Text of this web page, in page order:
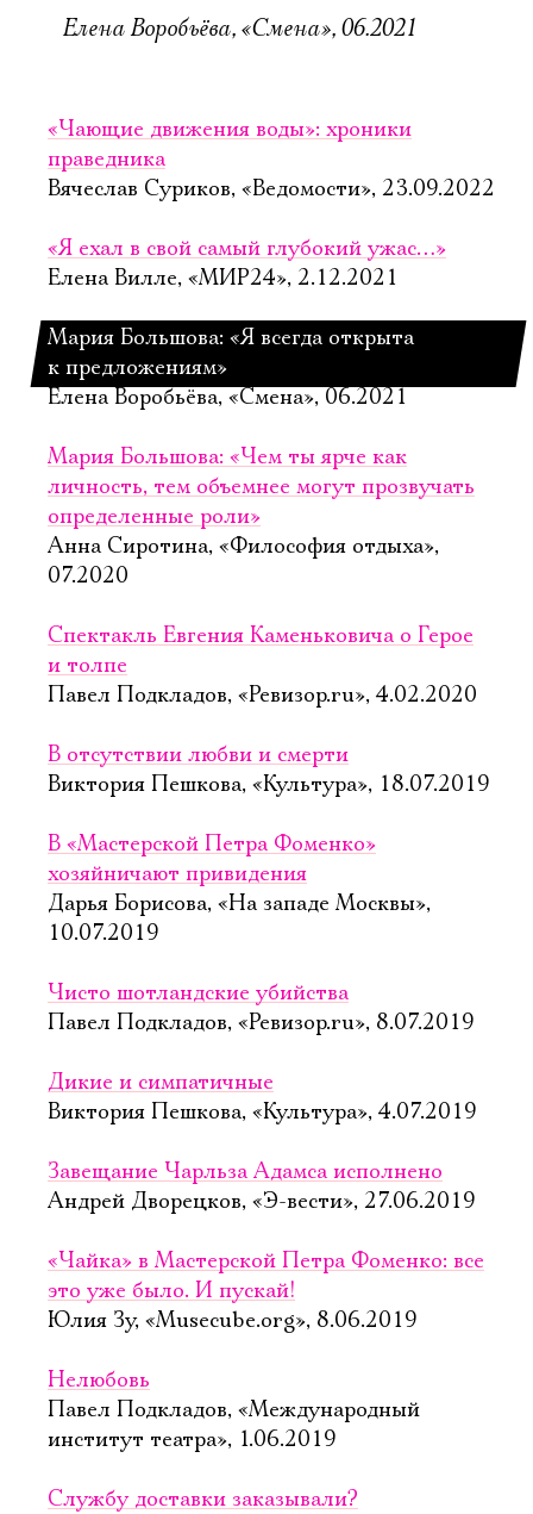
Елена Воробьёва, «Смена», 06.2021
«Чающие движения воды»: хроники
праведника
Вячеслав Суриков, «Ведомости», 23.09.2022
«Я ехал в свой самый глубокий ужас…»
Елена Вилле, «МИР24», 2.12.2021
Мария Большова: «Я всегда открыта
к предложениям»
Елена Воробьёва, «Смена», 06.2021
Мария Большова: «Чем ты ярче как
личность, тем объемнее могут прозвучать
определенные роли»
Анна Сиротина, «Философия отдыха»,
07.2020
Спектакль Евгения Каменьковича о Герое
и толпе
Павел Подкладов, «Ревизор.ru», 4.02.2020
В отсутствии любви и смерти
Виктория Пешкова, «Культура», 18.07.2019
В «Мастерской Петра Фоменко»
хозяйничают привидения
Дарья Борисова, «На западе Москвы»,
10.07.2019
Чисто шотландские убийства
Павел Подкладов, «Ревизор.ru», 8.07.2019
Дикие и симпатичные
Виктория Пешкова, «Культура», 4.07.2019
Завещание Чарльза Адамса исполнено
Андрей Дворецков, «Э-вести», 27.06.2019
«Чайка» в Мастерской Петра Фоменко: все
это уже было. И пускай!
Юлия Зу, «Musecube.org», 8.06.2019
Нелюбовь
Павел Подкладов, «Международный
институт театра», 1.06.2019
Службу доставки заказывали?